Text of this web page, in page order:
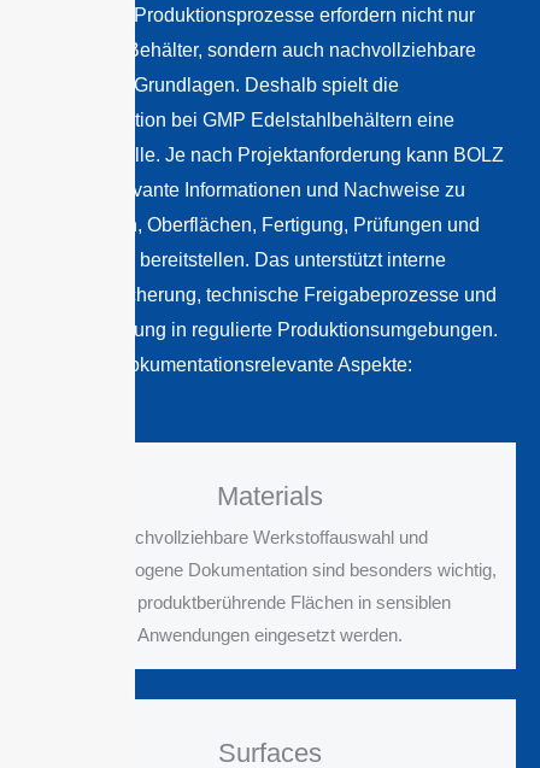
GMP-nahe Produktionsprozesse erfordern nicht nur
geeignete Behälter, sondern auch nachvollziehbare
technische Grundlagen. Deshalb spielt die
Dokumentation bei GMP Edelstahlbehältern eine
zentrale Rolle. Je nach Projektanforderung kann BOLZ
INTEC relevante Informationen und Nachweise zu
Werkstoffen, Oberflächen, Fertigung, Prüfungen und
Ausführung bereitstellen. Das unterstützt interne
Qualitätssicherung, technische Freigabeprozesse und
die Einbindung in regulierte Produktionsumgebungen.
Typische dokumentationsrelevante Aspekte:
Materials
Nachvollziehbare Werkstoffauswahl und
materialbezogene Dokumentation sind besonders wichtig,
wenn produktberührende Flächen in sensiblen
Anwendungen eingesetzt werden.
Surfaces